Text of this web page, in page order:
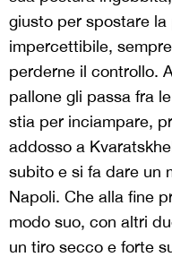
giusto per spostare
impercettibile,
perderne il controllo.
pallone gli passa fra
stia per inciampare,
addosso a
subito e si fa dare un
Napoli. Che alla fine
modo suo, con altri
un tiro secco e forte